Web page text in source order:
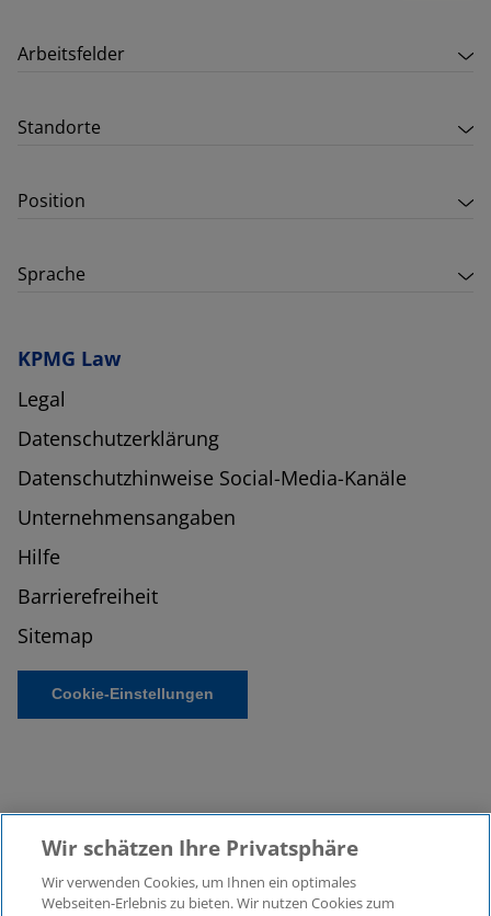
Arbeitsfelder
Standorte
Position
Sprache
KPMG Law
Legal
Datenschutzerklärung
Datenschutzhinweise Social-Media-Kanäle
Unternehmensangaben
Hilfe
Barrierefreiheit
Sitemap
Cookie-Einstellungen
©2026 KPMG Law Rechtsanwaltsgesellschaft mbH,
Wir schätzen Ihre Privatsphäre
Wir verwenden Cookies, um Ihnen ein optimales
Webseiten-Erlebnis zu bieten. Wir nutzen Cookies zum